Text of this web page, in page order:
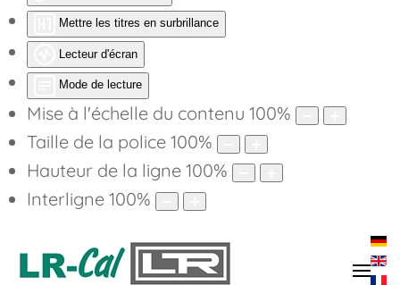
Mettre les titres en surbrillance
Lecteur d'écran
Mode de lecture
Mise à l'échelle du contenu 100%
Taille de la police 100%
Hauteur de la ligne 100%
Interligne 100%